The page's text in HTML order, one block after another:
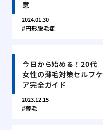
意
2024.01.30
円形脱毛症
今日から始める！20代
女性の薄毛対策セルフケ
ア完全ガイド
2023.12.15
薄毛